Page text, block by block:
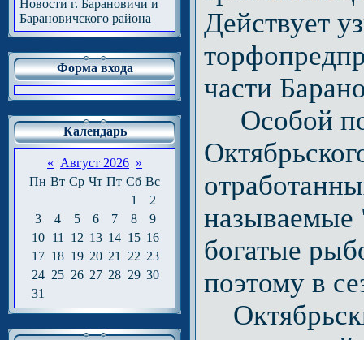
Новости г. Барановичи и
Барановичского района
Форма входа
Календарь
« Август 2026 »
Пн Вт Ср Чт Пт Сб Вс
1
2
3
4 5 6 7 8
9
10
11 12 13 14 15 16
17 18 19 20 21 22 23
24 25 26 27 28 29 30
31
Действует
части
Особой
называемые
богатые
поэтому в